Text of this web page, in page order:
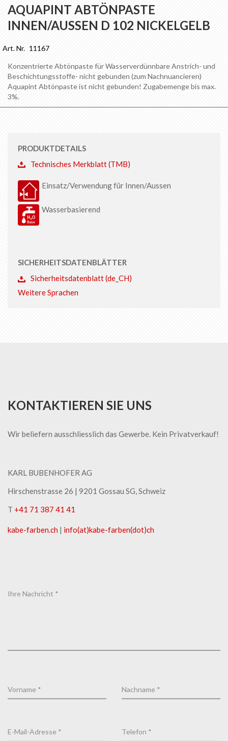
AQUAPINT ABTÖNPASTE
INNEN/AUSSEN D 102 NICKELGELB
Art. Nr. 11167
Anfang
der
Bildgalerie
PRODUKTDETAILS
Technisches Merkblatt (TMB)
Einsatz/Verwendung für Innen/Aussen
Wasserbasierend
SICHERHEITSDATENBLÄTTER
Sicherheitsdatenblatt (de_CH)
Weitere Sprachen
Konzentrierte Abtönpaste für Wasserverdünnbare Anstrich- und
Beschichtungsstoffe- nicht gebunden (zum Nachnuancieren)
Aquapint Abtönpaste ist nicht gebunden! Zugabemenge bis max.
3%.
KONTAKTIEREN SIE UNS
Wir beliefern ausschliesslich das Gewerbe. Kein Privatverkauf!
KARL BUBENHOFER AG
Hirschenstrasse 26 | ​9201 Gossau SG, Schweiz
T +41 71 387 41 41
kabe-​farben.ch | info(at)kabe-​farben(dot)ch